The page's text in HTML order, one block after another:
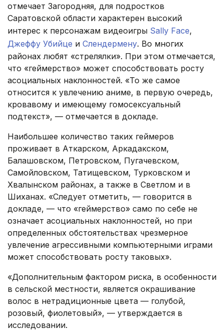
отмечает Загородняя, для подростков
Саратовской области характерен высокий
интерес к персонажам видеоигры Sally Face,
Джеффу Убийце и Слендермену. Во многих
районах любят «стрелялки». При этом отмечается,
что «геймерство» может способствовать росту
асоциальных наклонностей. «То же самое
относится к увлечению аниме, в первую очередь,
кровавому и имеющему гомосексуальный
подтекст», — отмечается в докладе.
Наибольшее количество таких геймеров
проживает в Аткарском, Аркадакском,
Балашовском, Петровском, Пугачевском,
Самойловском, Татищевском, Турковском и
Хвалынском районах, а также в Светлом и в
Шиханах. «Следует отметить, — говорится в
докладе, — что «геймерство» само по себе не
означает асоциальных наклонностей, но при
определенных обстоятельствах чрезмерное
увлечение агрессивными компьютерными играми
может способствовать росту таковых».
«Дополнительным фактором риска, в особенности
в сельской местности, является окрашивание
волос в нетрадиционные цвета — голубой,
розовый, фиолетовый», — утверждается в
исследовании.